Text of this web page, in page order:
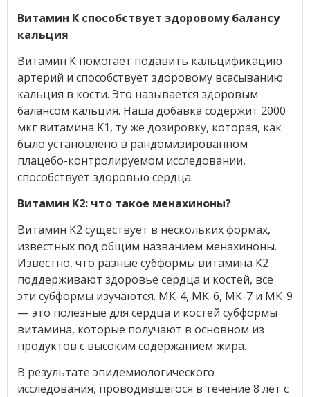
Витамин К способствует здоровому балансу
кальция
Витамин К помогает подавить кальцификацию
артерий и способствует здоровому всасыванию
кальция в кости. Это называется здоровым
балансом кальция. Наша добавка содержит 2000
мкг витамина K1, ту же дозировку, которая, как
было установлено в рандомизированном
плацебо-контролируемом исследовании,
способствует здоровью сердца.
Витамин K2: что такое менахиноны?
Витамин K2 существует в нескольких формах,
известных под общим названием менахиноны.
Известно, что разные субформы витамина K2
поддерживают здоровье сердца и костей, все
эти субформы изучаются. МК-4, МК-6, МК-7 и МК-9
— это полезные для сердца и костей субформы
витамина, которые получают в основном из
продуктов с высоким содержанием жира.
В результате эпидемиологического
исследования, проводившегося в течение 8 лет с